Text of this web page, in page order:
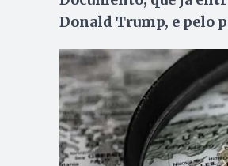
Donald Trump, e pelo